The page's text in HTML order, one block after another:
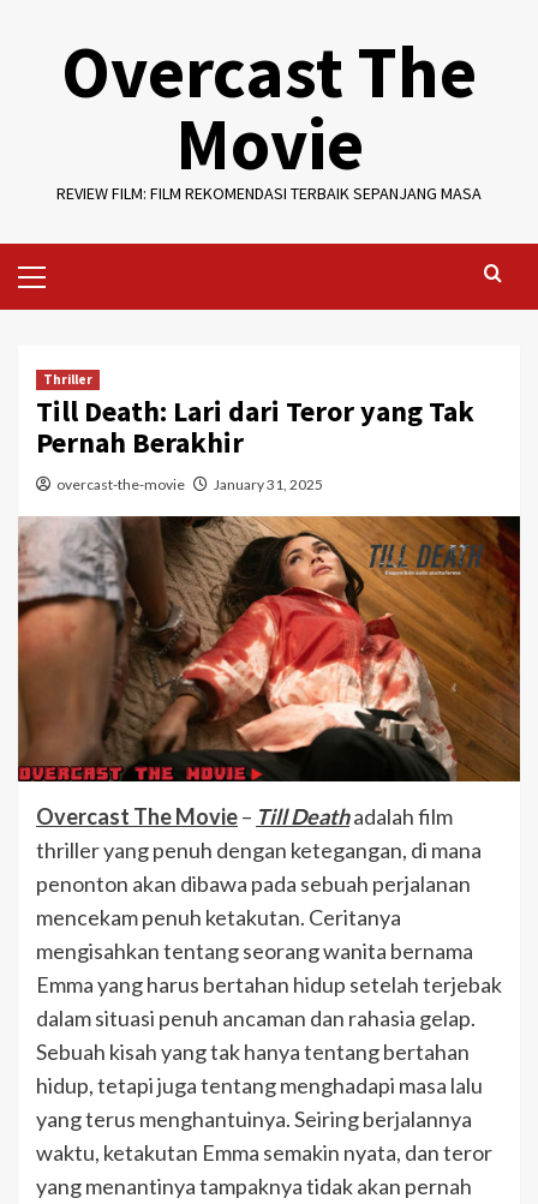
Overcast The
Movie
REVIEW FILM: FILM REKOMENDASI TERBAIK SEPANJANG MASA
Menu
Thriller
Till Death: Lari dari Teror yang Tak
Pernah Berakhir
overcast-the-movie January 31, 2025
Overcast The Movie– Till Deathadalah film
thriller yang penuh dengan ketegangan, di mana
penonton akan dibawa pada sebuah perjalanan
mencekam penuh ketakutan. Ceritanya
mengisahkan tentang seorang wanita bernama
Emma yang harus bertahan hidup setelah terjebak
dalam situasi penuh ancaman dan rahasia gelap.
Sebuah kisah yang tak hanya tentang bertahan
hidup, tetapi juga tentang menghadapi masa lalu
yang terus menghantuinya. Seiring berjalannya
waktu, ketakutan Emma semakin nyata, dan teror
yang menantinya tampaknya tidak akan pernah